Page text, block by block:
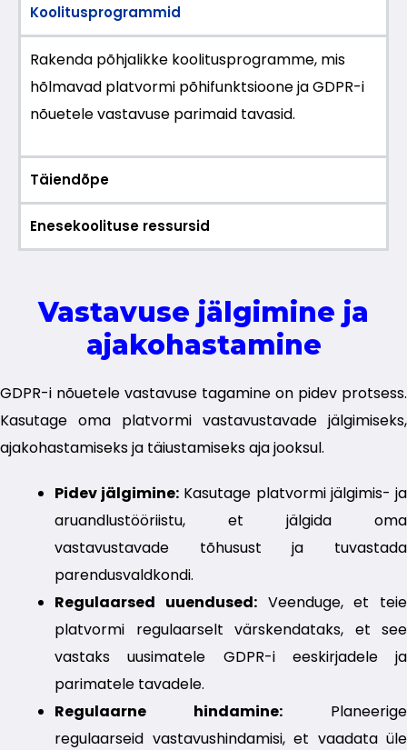
Koolitusprogrammid
Rakenda põhjalikke koolitusprogramme, mis
hõlmavad platvormi põhifunktsioone ja GDPR-i
nõuetele vastavuse parimaid tavasid.
Täiendõpe
Enesekoolituse ressursid
Vastavuse jälgimine ja
ajakohastamine
GDPR-i nõuetele vastavuse tagamine on pidev protsess.
Kasutage oma platvormi vastavustavade jälgimiseks,
ajakohastamiseks ja täiustamiseks aja jooksul.
Pidev jälgimine: Kasutage platvormi jälgimis- ja
aruandlustööriistu, et jälgida oma
vastavustavade tõhusust ja tuvastada
parendusvaldkondi.
Regulaarsed uuendused:Veenduge, et teie
platvormi regulaarselt värskendataks, et see
vastaks uusimatele GDPR-i eeskirjadele ja
parimatele tavadele.
Regulaarne hindamine: Planeerige
regulaarseid vastavushindamisi, et vaadata üle